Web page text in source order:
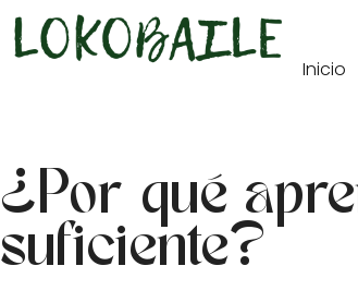
contenido
Inicio
¿Por qué
suficiente?